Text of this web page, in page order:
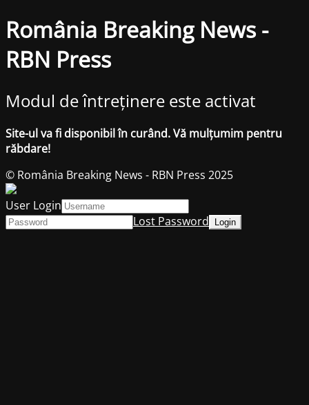
România Breaking News -
RBN Press
Modul de întreținere este activat
Site-ul va fi disponibil în curând. Vă mulțumim pentru
răbdare!
© România Breaking News - RBN Press 2025
User Login
Lost Password